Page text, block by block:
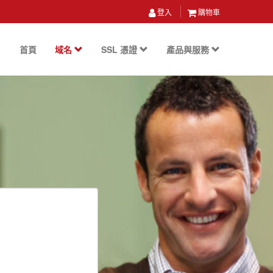
登入 購物車
首頁 域名 SSL 憑證 產品與服務